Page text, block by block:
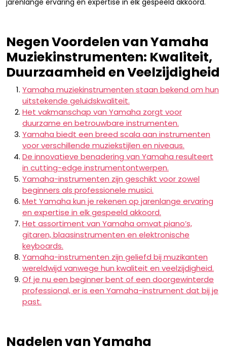
jarenlange ervaring en expertise in elk gespeeld akkoord.
Negen Voordelen van Yamaha
Muziekinstrumenten: Kwaliteit,
Duurzaamheid en Veelzijdigheid
Yamaha muziekinstrumenten staan bekend om hun
uitstekende geluidskwaliteit.
Het vakmanschap van Yamaha zorgt voor
duurzame en betrouwbare instrumenten.
Yamaha biedt een breed scala aan instrumenten
voor verschillende muziekstijlen en niveaus.
De innovatieve benadering van Yamaha resulteert
in cutting-edge instrumentontwerpen.
Yamaha-instrumenten zijn geschikt voor zowel
beginners als professionele musici.
Met Yamaha kun je rekenen op jarenlange ervaring
en expertise in elk gespeeld akkoord.
Het assortiment van Yamaha omvat piano’s,
gitaren, blaasinstrumenten en elektronische
keyboards.
Yamaha-instrumenten zijn geliefd bij muzikanten
wereldwijd vanwege hun kwaliteit en veelzijdigheid.
Of je nu een beginner bent of een doorgewinterde
professional, er is een Yamaha-instrument dat bij je
past.
Nadelen van Yamaha